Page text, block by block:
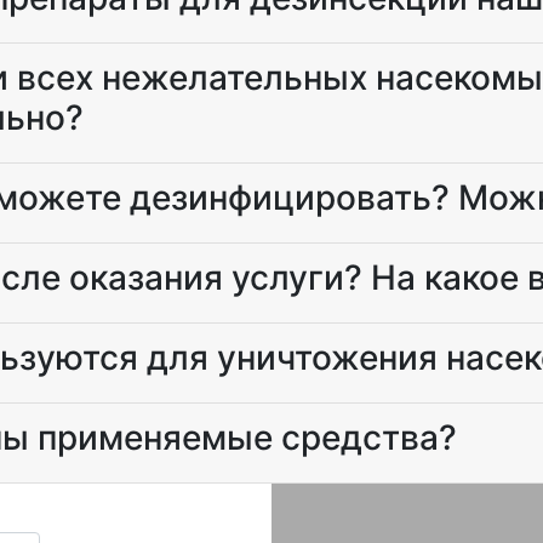
нежелательных
дезинфицировать?
оказания услуги? На какое
для уничтожения
применяемые средства?